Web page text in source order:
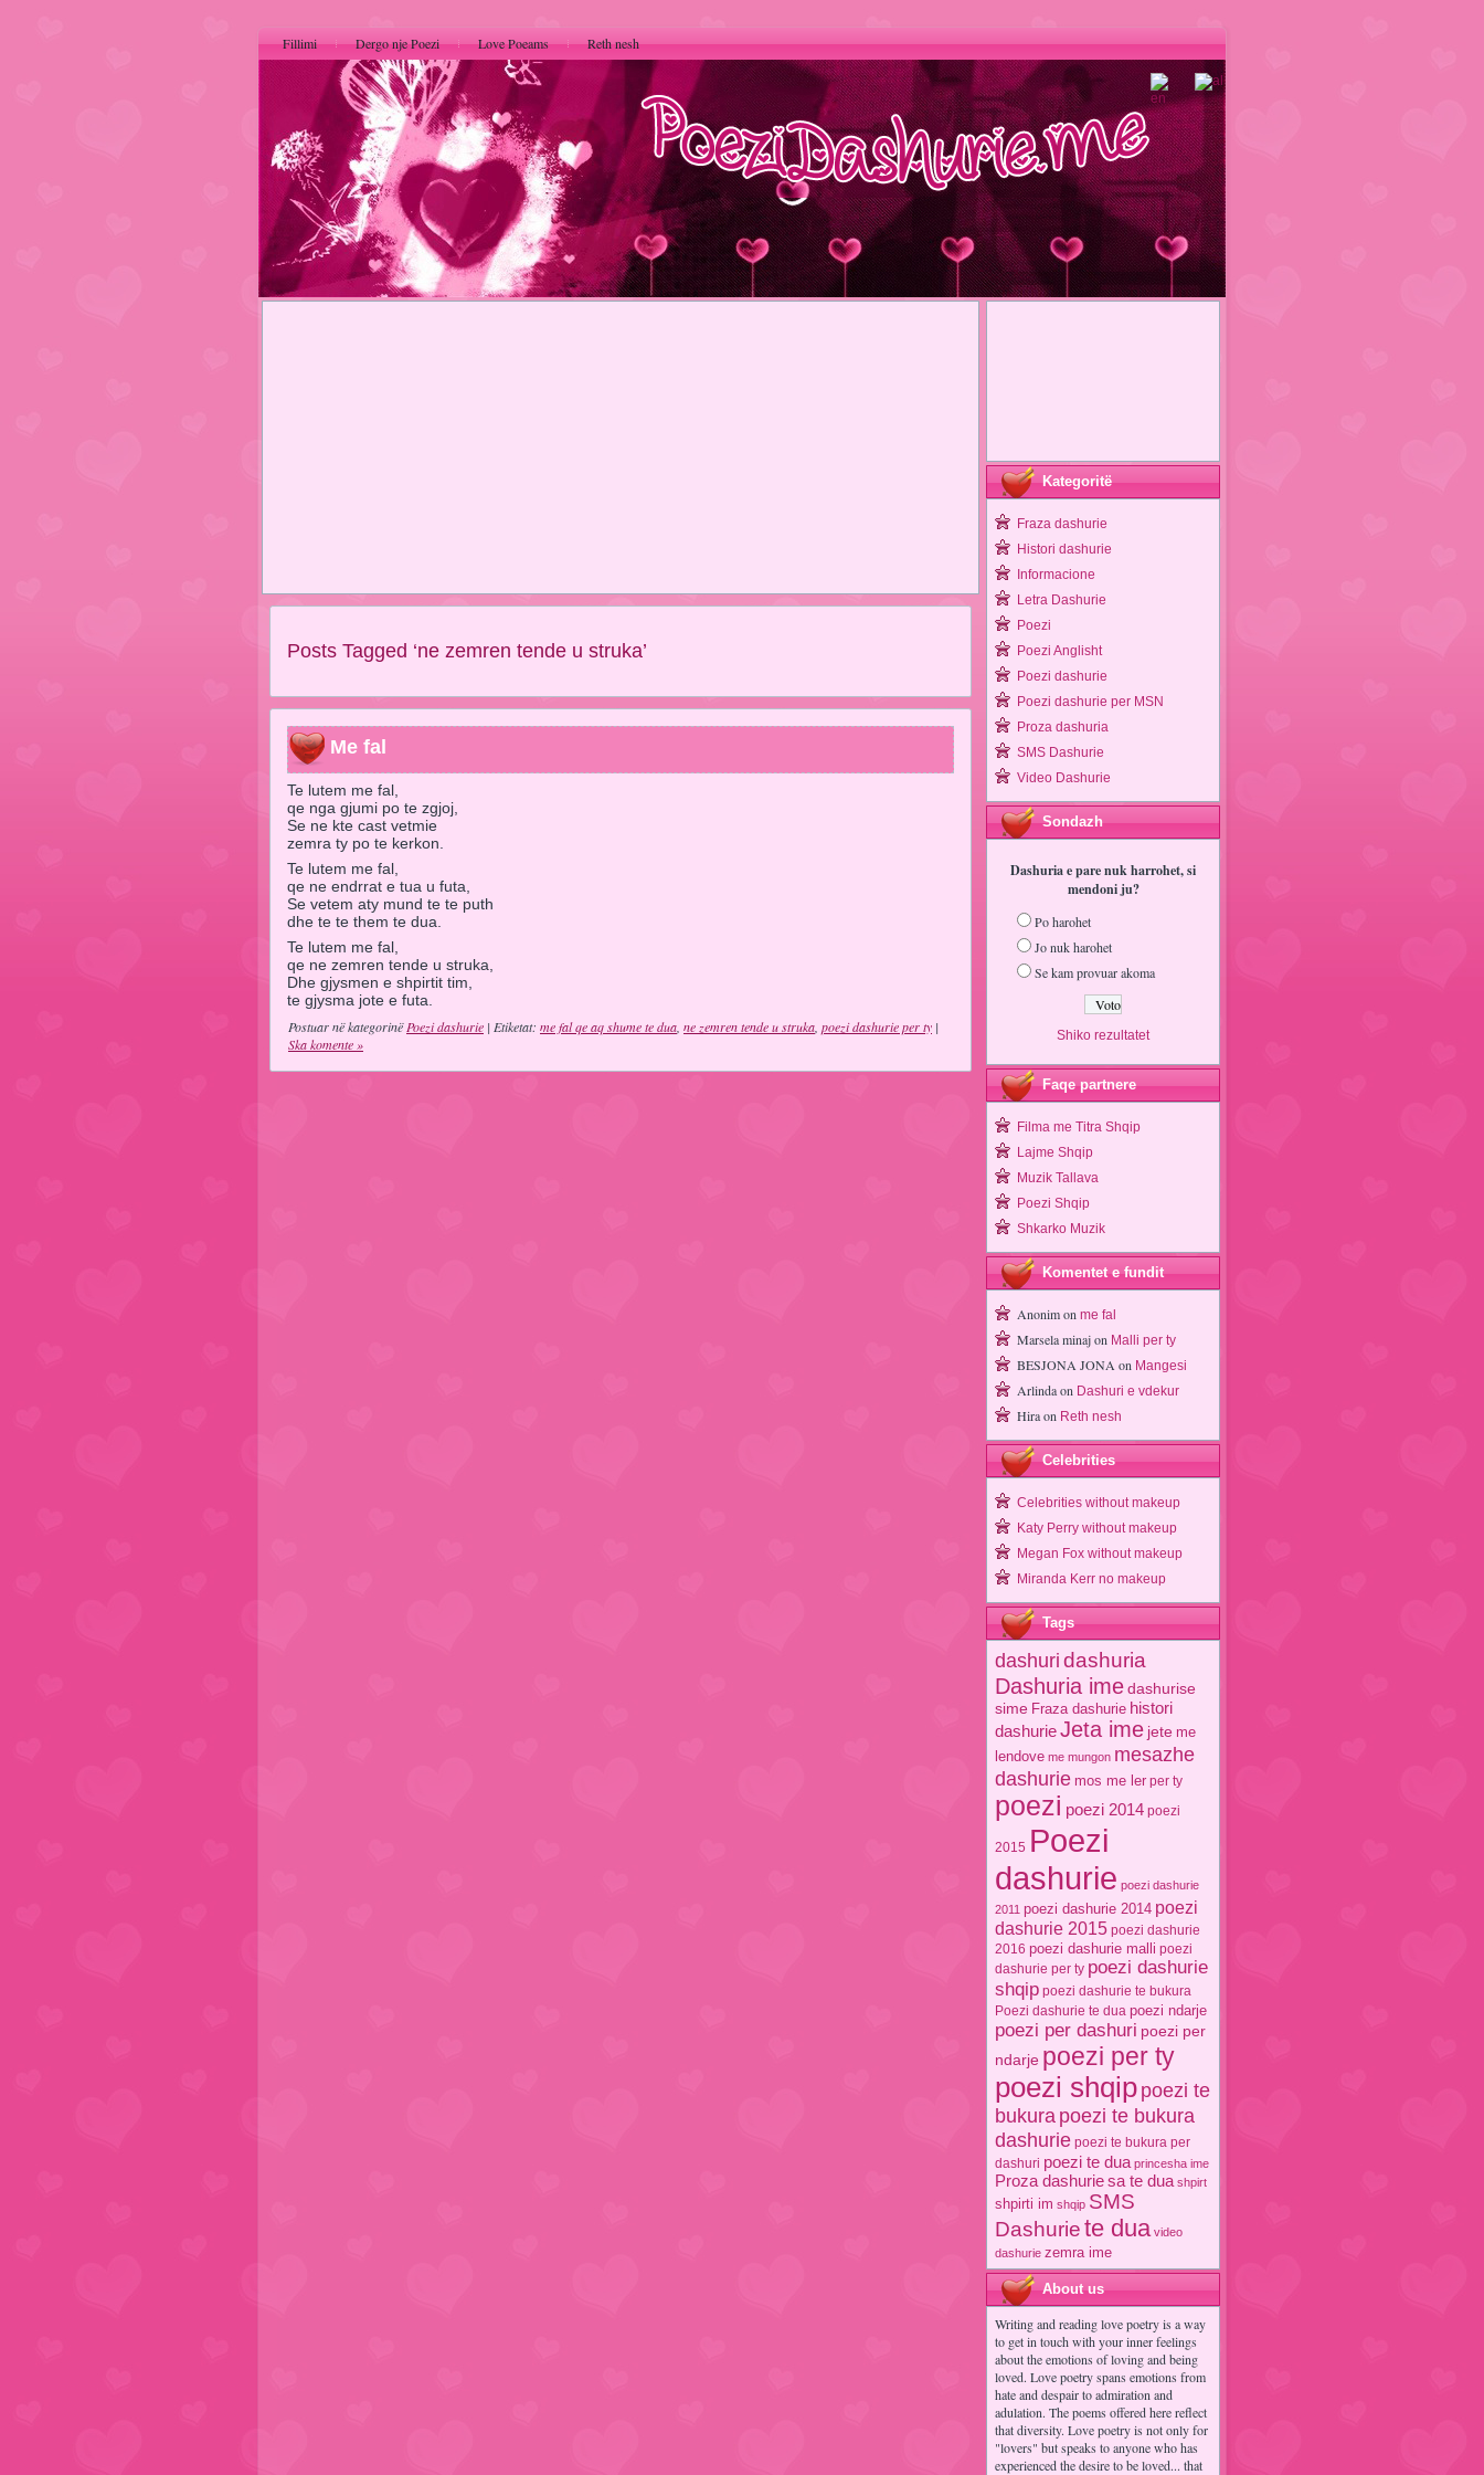
Fillimi Dergo nje Poezi Love Poeams Reth nesh
Posts Tagged ‘ne zemren tende u struka’
Me fal
Te lutem me fal,
qe nga gjumi po te zgjoj,
Se ne kte cast vetmie
zemra ty po te kerkon.
Te lutem me fal,
qe ne endrrat e tua u futa,
Se vetem aty mund te te puth
dhe te te them te dua.
Te lutem me fal,
qe ne zemren tende u struka,
Dhe gjysmen e shpirtit tim,
te gjysma jote e futa.
Postuar në kategorinëPoezi dashurie | Etiketat: me fal qe aq shume te dua ne zemren tende u struka poezi dashurie per ty |
Ska komente »
Kategoritë
Fraza dashurie
Histori dashurie
Informacione
Letra Dashurie
Poezi
Poezi Anglisht
Poezi dashurie
Poezi dashurie per MSN
Proza dashuria
SMS Dashurie
Video Dashurie
Sondazh
Dashuria e pare nuk harrohet, si
mendoni ju?
Po harohet
Jo nuk harohet
Se kam provuar akoma
Shiko rezultatet
Faqe partnere
Filma me Titra Shqip
Lajme Shqip
Muzik Tallava
Poezi Shqip
Shkarko Muzik
Komentet e fundit
Anonimon me fal
Marsela minajon Malli per ty
BESJONA JONA on Mangesi
Arlindaon Dashuri e vdekur
Hiraon Reth nesh
Celebrities
Celebrities without makeup
Katy Perry without makeup
Megan Fox without makeup
Miranda Kerr no makeup
Tags
dashuridashuria
Dashuria imedashurise
sime Fraza dashurie histori
dashurieJeta ime jete me
lendove me mungon mesazhe
dashurie mos me ler per ty
poezi poezi 2014 poezi
2015 Poezi
dashurie poezi dashurie
2011 poezi dashurie 2014 poezi
dashurie 2015 poezi dashurie
2016 poezi dashurie malli poezi
dashurie per ty poezi dashurie
shqip poezi dashurie te bukura
Poezi dashurie te dua poezi ndarje
poezi per dashuri poezi per
ndarje poezi per ty
poezi shqip poezi te
bukura poezi te bukura
dashurie poezi te bukura per
dashuri poezi te dua princesha ime
Proza dashuriesa te dua shpirt
shpirti im shqip SMS
Dashuriete dua video
dashurie zemra ime
About us
Writing and reading love poetry is a way
to get in touch with your inner feelings
about the emotions of loving and being
loved. Love poetry spans emotions from
hate and despair to admiration and
adulation. The poems offered here reflect
that diversity. Love poetry is not only for
"lovers" but speaks to anyone who has
experienced the desire to be loved... that